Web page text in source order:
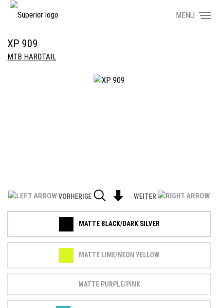
MENU
XP 909
MTB HARDTAIL
VORHERIGE WEITER
MATTE BLACK/DARK SILVER
MATTE LIME/NEON YELLOW
MATTE PURPLE/PINK